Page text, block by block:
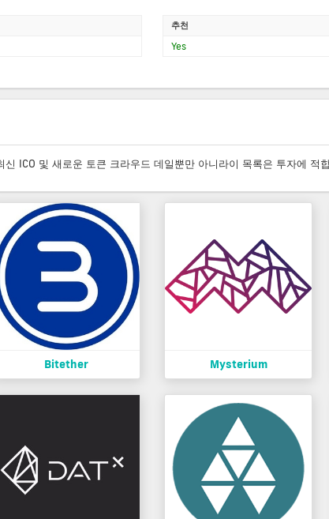
추천
Yes
ICO 및 새로운 토큰 크라우드 데일뿐만 아니라이 목록은 투자에
Bitether Mysterium